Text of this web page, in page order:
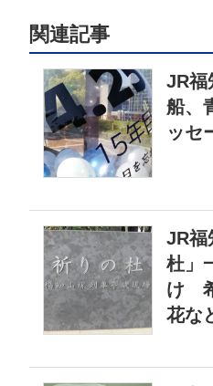
関連記事
JR福
船、
ッセ
JR福
杜」
け
花な